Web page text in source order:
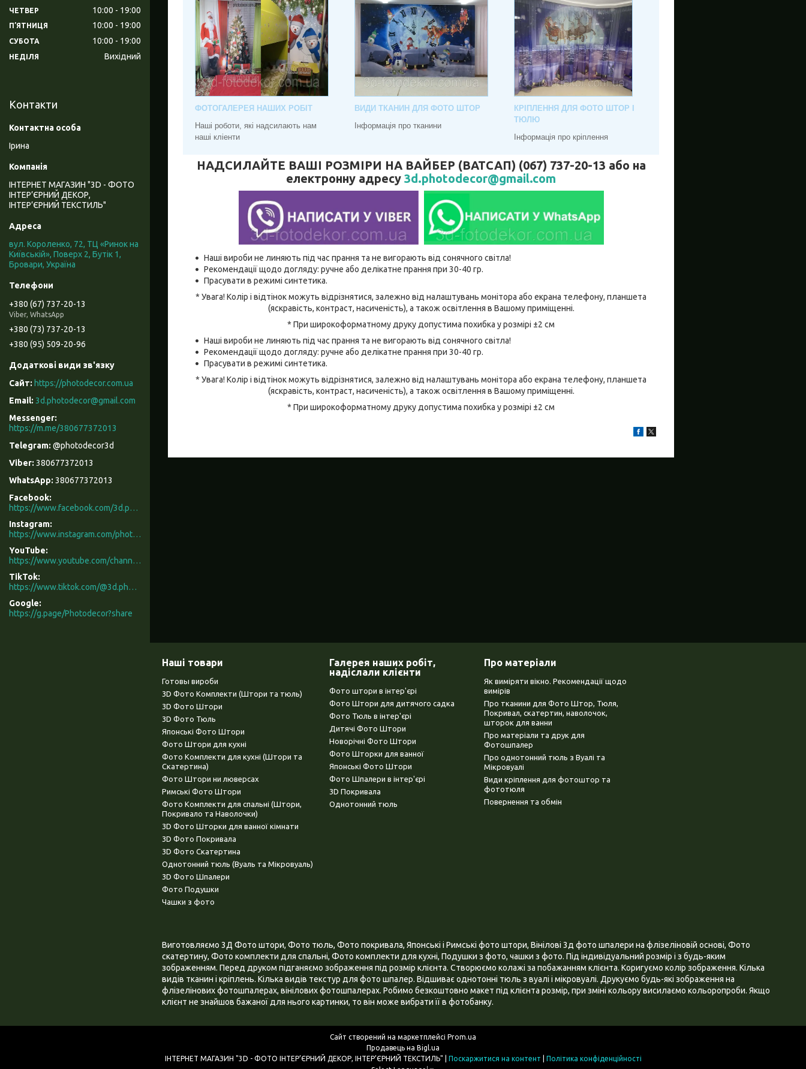
ФОТОГАЛЕРЕЯ НАШИХ РОБІТ
Наші роботи, які надсилають нам
наші кліенти
ВИДИ ТКАНИН ДЛЯ ФОТО ШТОР
Інформація про тканини
КРІПЛЕННЯ ДЛЯ ФОТО ШТОР І
ТЮЛЮ
Інформація про кріплення
НАДСИЛАЙТЕ ВАШІ РОЗМІРИ НА ВАЙБЕР (ВАТСАП) (067) 737-20-13 або на
електронну адресу 3d.photodecor@gmail.com
Наші вироби не линяють під час прання та не вигорають від сонячного світла!
Рекомендації щодо догляду: ручне або делікатне прання при 30-40 гр.
Прасувати в режимі синтетика.
* Увага! Колір і відтінок можуть відрізнятися, залежно від налаштувань монітора або екрана телефону, планшета
(яскравість, контраст, насиченість), а також освітлення в Вашому приміщенні.
* При широкоформатному друку допустима похибка у розмірі ±2 см
Наші вироби не линяють під час прання та не вигорають від сонячного світла!
Рекомендації щодо догляду: ручне або делікатне прання при 30-40 гр.
Прасувати в режимі синтетика.
* Увага! Колір і відтінок можуть відрізнятися, залежно від налаштувань монітора або екрана телефону, планшета
(яскравість, контраст, насиченість), а також освітлення в Вашому приміщенні.
* При широкоформатному друку допустима похибка у розмірі ±2 см
ЧЕТВЕР 10:00 19:00
ПʼЯТНИЦЯ 10:00 19:00
СУБОТА 10:00 19:00
НЕДІЛЯ Вихідний
Контакти
Ірина
ІНТЕРНЕТ МАГАЗИН "3D - ФОТО
ІНТЕР’ЄРНИЙ ДЕКОР,
ІНТЕР’ЄРНИЙ ТЕКСТИЛЬ"
вул. Короленко, 72, ТЦ «Ринок на
Київській», Поверх 2, Бутік 1,
Бровари, Україна
+380 (67) 737-20-13
Viber, WhatsApp
+380 (73) 737-20-13
+380 (95) 509-20-96
https://photodecor.com.ua
3d.photodecor@gmail.com
https://m.me/380677372013
@photodecor3d
380677372013
380677372013
Facebook
https://www.facebook.com/3d.photodecor/
Instagram
https://www.instagram.com/photodecor.com.ua/
YouTube
https://www.youtube.com/channel/UCXCUerfqRY1Pw7-IptdbqyA/videos
TikTok
https://www.tiktok.com/@3d.photodecor?is_from_webapp=1&sender_device=pc
Google
https://g.page/Photodecor?share
Наші товари
Готовы вироби
3D Фото Комплекти (Штори та тюль)
3D Фото Штори
3D Фото Тюль
Японські Фото Штори
Фото Штори для кухні
Фото Комплекти для кухні (Штори та
Скатертина)
Фото Штори ни люверсах
Римські Фото Штори
Фото Комплекти для спальні (Штори,
Покривало та Наволочки)
3D Фото Шторки для ванної кімнати
3D Фото Покривала
3D Фото Скатертина
Однотонний тюль (Вуаль та Мікровуаль)
3D Фото Шпалери
Фото Подушки
Чашки з фото
Галерея наших робіт,
надіслали клієнти
Фото штори в інтер'єрі
Фото Штори для дитячого садка
Фото Тюль в інтер'єрі
Дитячі Фото Штори
Новорічні Фото Штори
Фото Шторки для ванної
Японські Фото Штори
Фото Шпалери в інтер'єрі
3D Покривала
Однотонний тюль
Про матеріали
Як виміряти вікно. Рекомендації щодо
вимірів
Про тканини для Фото Штор, Тюля,
Покривал, скатертин, наволочок,
шторок для ванни
Про матеріали та друк для
Фотошпалер
Про однотонний тюль з Вуалі та
Мікровуалі
Види кріплення для фотоштор та
фототюля
Повернення та обмін
Виготовляємо 3Д Фото штори, Фото тюль, Фото покривала, Японські і Римські фото штори, Вінілові 3д фото шпалери на флізеліновій основі, Фото
скатертину, Фото комплекти для спальні, Фото комплекти для кухні, Подушки з фото, чашки з фото. Під індивідуальний розмір і з будь-яким
зображенням. Перед друком підганяємо зображення під розмір клієнта. Створюємо колажі за побажанням клієнта. Коригуємо колір зображення. Кілька
видів тканин і кріплень. Кілька видів текстур для фото шпалер. Відшиває однотонні тюль з вуалі і мікровуалі. Друкуємо будь-які зображення на
флізелінових фотошпалерах, вінілових фотошпалерах. Робимо безкоштовно макет під клієнта розмір, при зміні кольору висилаємо кольоропроби. Якщо
клієнт не знайшов бажаної для нього картинки, то він може вибрати її в фотобанку.
Сайт створений на маркетплейсі Prom.ua
Продавець на Bigl.ua
Поскаржитися на контент
Політика конфіденційності